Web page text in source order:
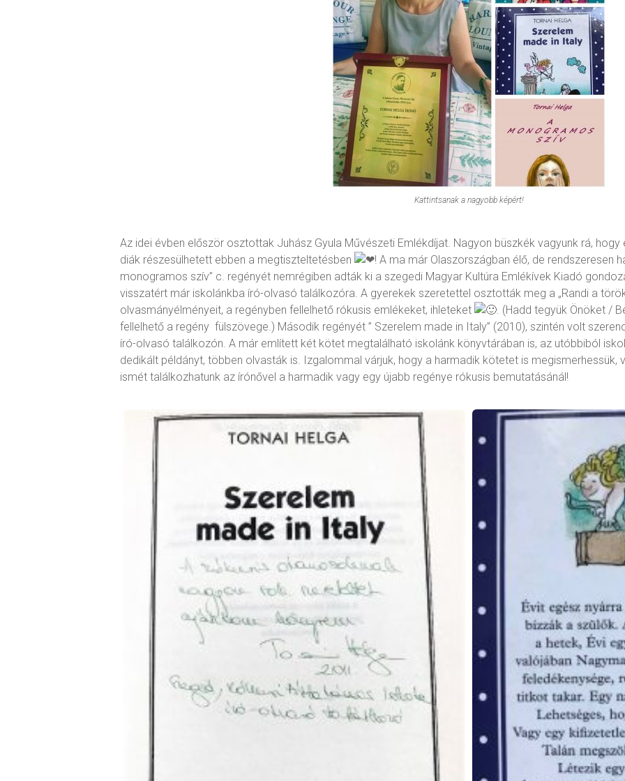
Kattintsanak a nagyobb képért!
Az idei évben először osztottak Juhász Gyula Művészeti Emlékdíjat. Nagyon büszkék vagyunk rá, hogy
diák részesülhetett ebben a megtiszteltetésben
! A ma már Olaszországban élő, de rendszeresen
monogramos szív” c. regényét nemrégiben adták ki a szegedi Magyar Kultúra Emlékívek Kiadó
visszatért már iskolánkba író-olvasó találkozóra. A gyerekek szeretettel osztották meg a „Randi a
olvasmányélményeit, a regényben fellelhető rókusis emlékeket, ihleteket
. (Hadd tegyük Önöket /
fellelhető a regény fülszövege.) Második regényét ” Szerelem made in Italy” (2010), szintén volt
író-olvasó találkozón. A már említett két kötet megtalálható iskolánk könyvtárában is, az utóbbiból
dedikált példányt, többen olvasták is. Izgalommal várjuk, hogy a harmadik kötetet is megismerhessük,
ismét találkozhatunk az írónővel a harmadik vagy egy újabb regénye rókusis bemutatásánál!